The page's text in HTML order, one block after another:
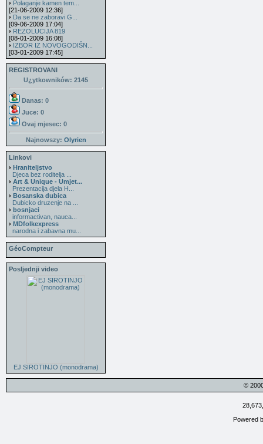
Polaganje kamen tem...
[21-06-2009 12:36]
Da se ne zaboravi G...
[09-06-2009 17:04]
REZOLUCIJA 819
[08-01-2009 16:08]
IZBOR IZ NOVOGODIŠN...
[03-01-2009 17:45]
REGISTROVANI
U¿ytkowników: 2145
Danas: 0
Juce: 0
Ovaj mjesec: 0
Najnowszy: Olyrien
Linkovi
Hraniteljstvo
Djeca bez roditelja ...
Art & Unique - Umjet...
Prezentacija djela H...
Bosanska dubica
Dubicko druzenje na ...
bosnjaci
informactivan, nauca...
MDfolkexpress
narodna i zabavna mu...
GéoCompteur
Posljednji video
EJ SIROTINJO (monodrama)
©
Powered